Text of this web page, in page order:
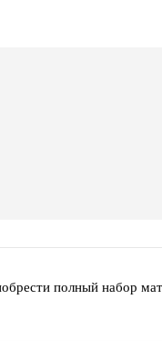
полный набор